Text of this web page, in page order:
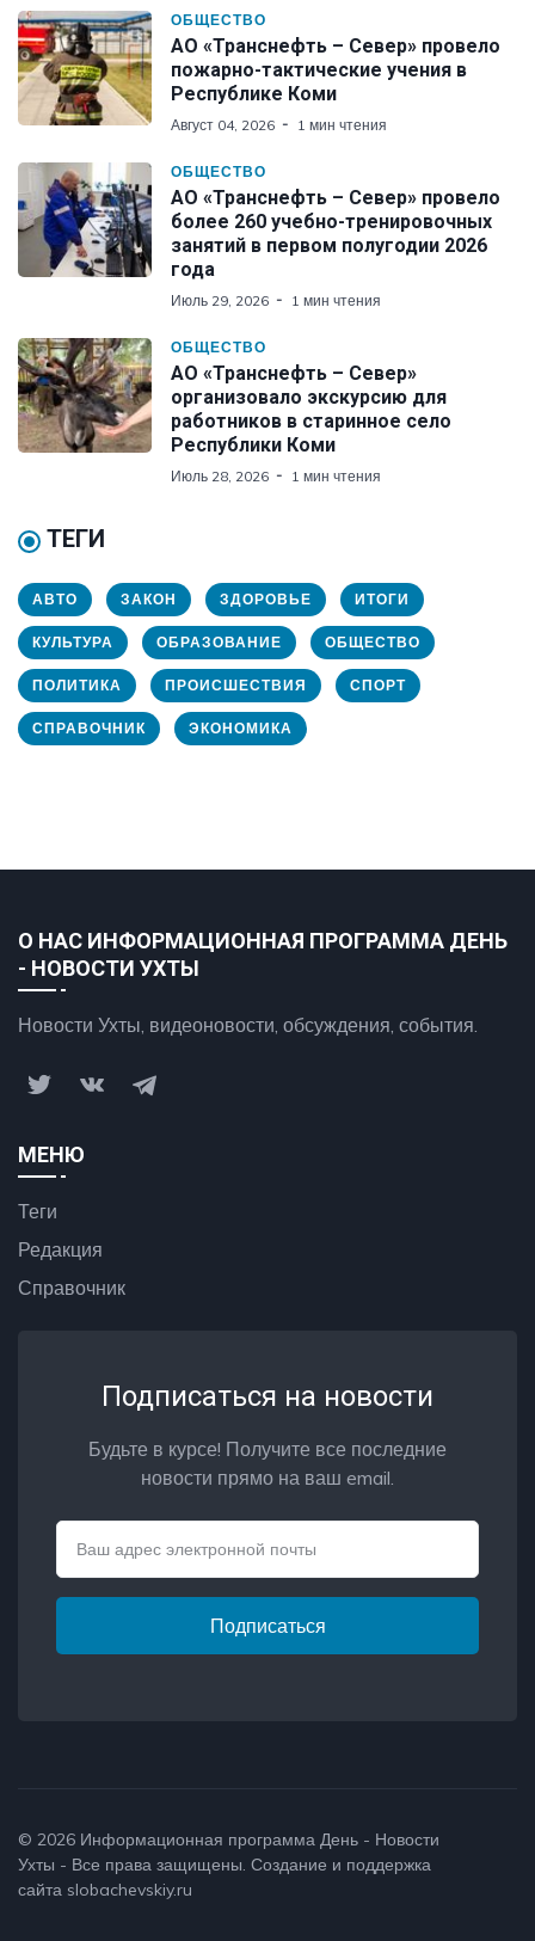
ОБЩЕСТВО
АО «Транснефть – Север» провело
пожарно-тактические учения в
Республике Коми
Август 04, 2026 1 мин чтения
ОБЩЕСТВО
АО «Транснефть – Север» провело
более 260 учебно-тренировочных
занятий в первом полугодии 2026
года
Июль 29, 2026 1 мин чтения
ОБЩЕСТВО
АО «Транснефть – Север»
организовало экскурсию для
работников в старинное село
Республики Коми
Июль 28, 2026 1 мин чтения
ТЕГИ
АВТО ЗАКОН ЗДОРОВЬЕ ИТОГИ
КУЛЬТУРА ОБРАЗОВАНИЕ ОБЩЕСТВО
ПОЛИТИКА ПРОИСШЕСТВИЯ СПОРТ
СПРАВОЧНИК ЭКОНОМИКА
О НАС ИНФОРМАЦИОННАЯ ПРОГРАММА ДЕНЬ
- НОВОСТИ УХТЫ
Новости Ухты, видеоновости, обсуждения, события.
МЕНЮ
Теги
Редакция
Справочник
Подписаться на новости
Будьте в курсе! Получите все последние
новости прямо на ваш email.
Подписаться
© 2026 Информационная программа День - Новости
Ухты - Все права защищены. Создание и поддержка
сайта slobachevskiy.ru